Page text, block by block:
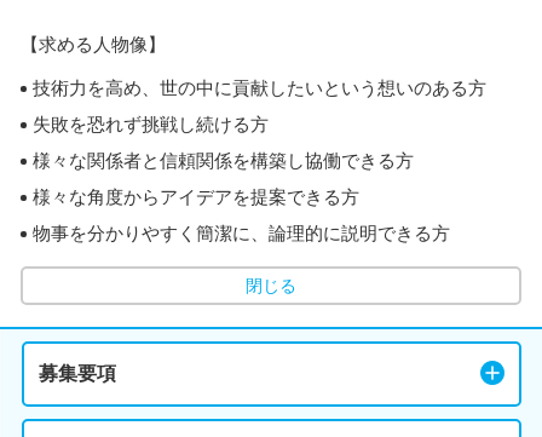
【求める人物像】
技術力を高め、世の中に貢献したいという想いのある方
失敗を恐れず挑戦し続ける方
様々な関係者と信頼関係を構築し協働できる方
様々な角度からアイデアを提案できる方
物事を分かりやすく簡潔に、論理的に説明できる方
閉じる
募集要項